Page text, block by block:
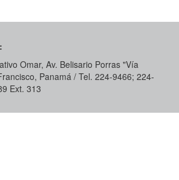
Omar, Av. Belisario Porras "Vía
Panamá / Tel. 224-9466; 224-
Ext. 313